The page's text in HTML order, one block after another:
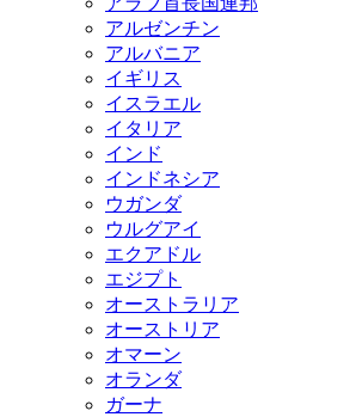
アルゼンチン
アルバニア
イギリス
イスラエル
イタリア
インド
インドネシア
ウガンダ
ウルグアイ
エクアドル
エジプト
オーストラリア
オーストリア
オマーン
オランダ
ガーナ